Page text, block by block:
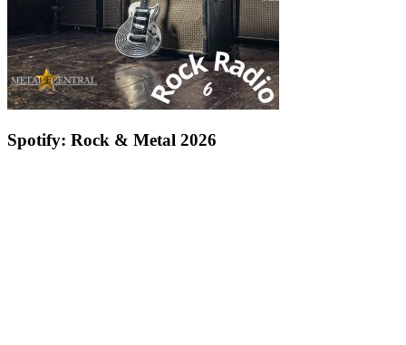
Spotify: Rock & Metal 2026